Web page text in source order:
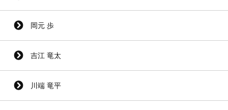
岡元 歩
吉江 竜太
川端 竜平